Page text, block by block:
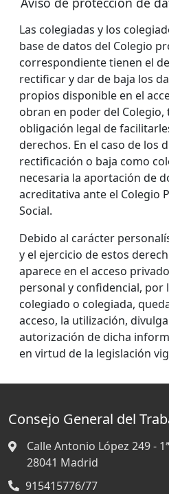
Las colegiadas y los
base de datos del Colegio
correspondiente tienen el
rectificar y dar de baja los
propios disponible en el
obran en poder del Colegio,
obligación legal de
derechos. En el caso de los
rectificación o baja como
necesaria la aportación de
acreditativa ante el Colegio
Social.
Debido al carácter
y el ejercicio de estos
aparece en el acceso
personal y confidencial, por
colegiado o colegiada,
acceso, la utilización,
autorización de dicha
en virtud de la legislación
Consejo General del
Calle Antonio López 249 -
28041 Madrid
915415776/77